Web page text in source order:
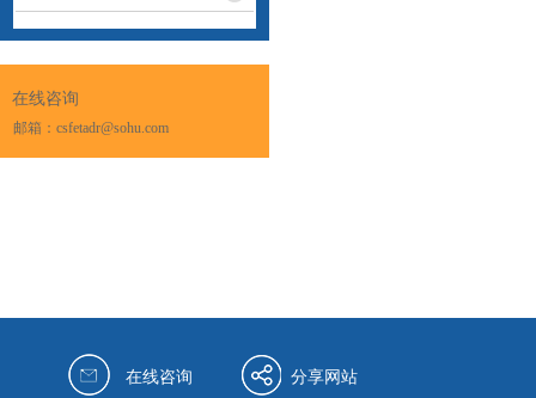
在线咨询
邮箱：csfetadr@sohu.com
在线咨询 分享网站